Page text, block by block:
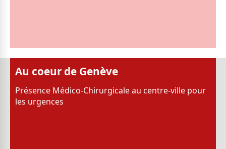
Au coeur de Genève
Présence Médico-Chirurgicale au centre-ville pour
les urgences